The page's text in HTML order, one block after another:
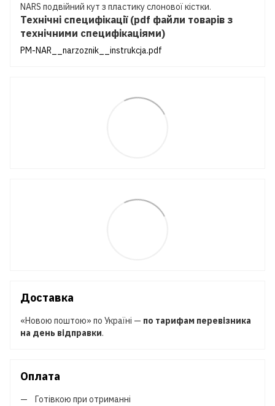
NARS подвійний кут з пластику слонової кістки.
Технічні специфікації (pdf файли товарів з
технічними специфікаціями)
PM-NAR__narzoznik__instrukcja.pdf
Доставка
«Новою поштою» по Україні — по тарифам перевізника
на день відправки.
Оплата
Готівкою при отриманні